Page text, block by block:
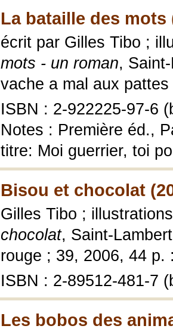
La bataille des mots
écrit par Gilles Tibo ;
mots - un roman,
vache a mal aux
ISBN : 2-922225-97-6
Notes : Première éd.,
titre: Moi guerrier, toi
Bisou et chocolat
Gilles Tibo ;
chocolat, Saint-
rouge ; 39, 2006, 44
ISBN : 2-89512-481-7
Les bobos des